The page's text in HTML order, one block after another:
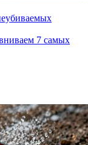
7 самых